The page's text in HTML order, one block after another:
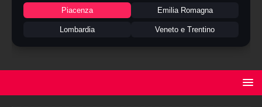
Piacenza Emilia Romagna
Lombardia Veneto e Trentino